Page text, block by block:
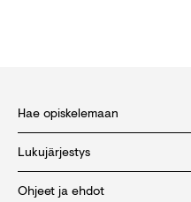
Hae opiskelemaan
Lukujärjestys
Ohjeet ja ehdot